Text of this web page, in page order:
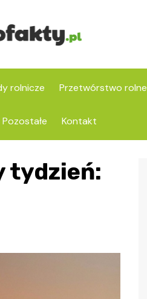
rolnicze Przetwórstwo rolne
Pozostałe Kontakt
tydzień: